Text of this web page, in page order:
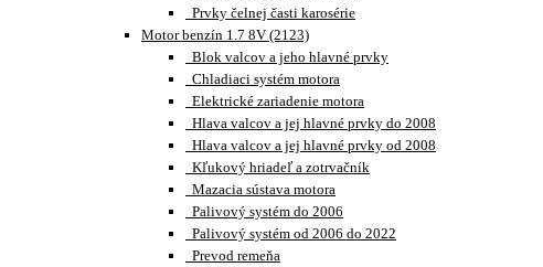
Prvky čelnej časti karosérie
Motor benzín 1.7 8V (2123)
Blok valcov a jeho hlavné prvky
Chladiaci systém motora
Elektrické zariadenie motora
Hlava valcov a jej hlavné prvky do 2008
Hlava valcov a jej hlavné prvky od 2008
Kľukový hriadeľ a zotrvačník
Mazacia sústava motora
Palivový systém do 2006
Palivový systém od 2006 do 2022
Prevod remeňa